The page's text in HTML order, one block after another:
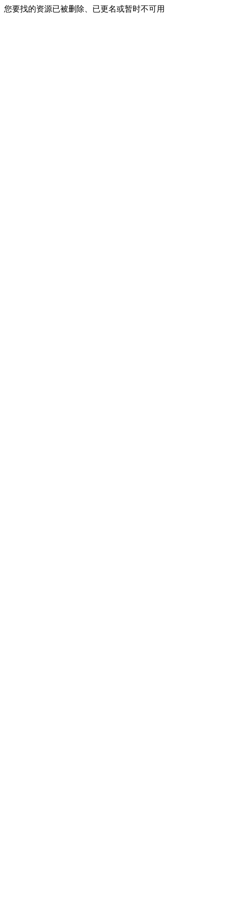
您要找的资源已被删除、已更名或暂时不可用